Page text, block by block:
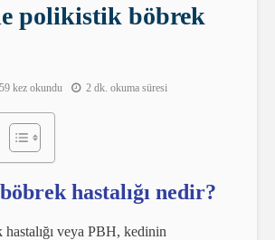
polikistik böbrek
kez okundu 2 dk. okuma süresi
hastalığı nedir?
veya PBH, kedinin